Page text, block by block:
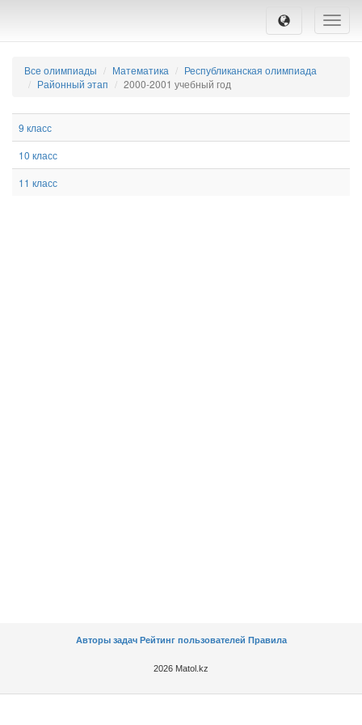
Toggle
Все олимпиады Математика
Республиканская олимпиада
Районный этап
2000-2001 учебный год
9 класс
10 класс
11 класс
Авторы задач Рейтинг пользователей Правила
2026 Matol.kz